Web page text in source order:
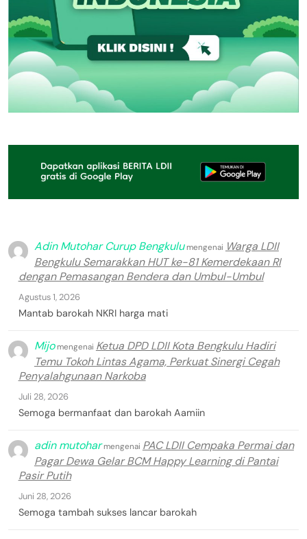
Adin Mutohar Curup Bengkulumengenai Warga LDII
Bengkulu Semarakkan HUT ke-81 Kemerdekaan RI
dengan Pemasangan Bendera dan Umbul-Umbul
Agustus 1, 2026
Mantab barokah NKRI harga mati
Mijomengenai Ketua DPD LDII Kota Bengkulu Hadiri
Temu Tokoh Lintas Agama, Perkuat Sinergi Cegah
Penyalahgunaan Narkoba
Juli 28, 2026
Semoga bermanfaat dan barokah Aamiin
adin mutoharmengenai PAC LDII Cempaka Permai dan
Pagar Dewa Gelar BCM Happy Learning di Pantai
Pasir Putih
Juni 28, 2026
Semoga tambah sukses lancar barokah